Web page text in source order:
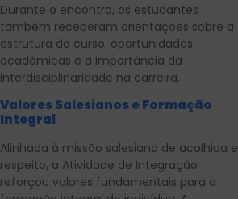
Durante o encontro, os estudantes
também receberam orientações sobre a
estrutura do curso, oportunidades
acadêmicas e a importância da
interdisciplinaridade na carreira.
Valores Salesianos e Formação
Integral
Alinhada à missão salesiana de acolhida e
respeito, a Atividade de Integração
reforçou valores fundamentais para a